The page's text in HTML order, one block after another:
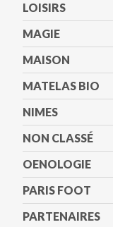
LOISIRS
MAGIE
MAISON
MATELAS BIO
NIMES
NON CLASSÉ
OENOLOGIE
PARIS FOOT
PARTENAIRES